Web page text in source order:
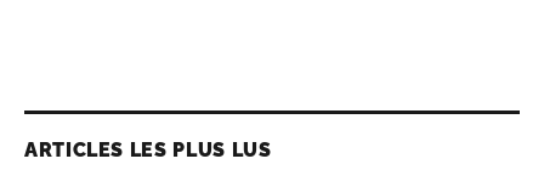
ARTICLES LES PLUS LUS